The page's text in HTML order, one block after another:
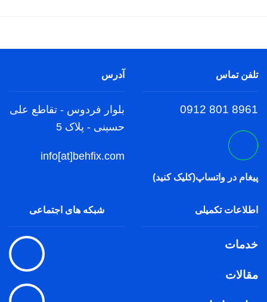
تلفن تماس
8961 801 0912
پیغام در واتساپ(کلیک کنید)
آدرس
بلوار فردوس - تقاطع علی
حسینی - پلاک 5
info[at]behfix.com
اطلاعات تکمیلی
خدمات
مقالات
شبکه های اجتماعی